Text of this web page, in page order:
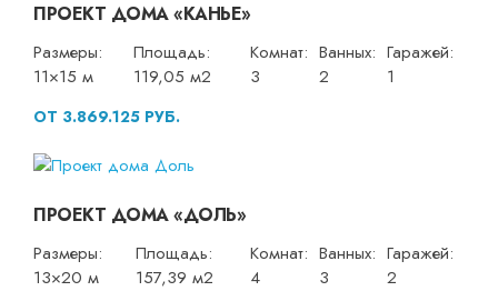
ПРОЕКТ ДОМА «КАНЬЕ»
Размеры:
11×15 м
Площадь:
119,05 м2
Комнат:
3
Ванных:
2
Гаражей:
1
ОТ 3.869.125 РУБ.
ПРОЕКТ ДОМА «ДОЛЬ»
Размеры:
13×20 м
Площадь:
157,39 м2
Комнат:
4
Ванных:
3
Гаражей:
2